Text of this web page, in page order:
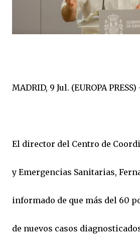
MADRID, 9 Jul. (EUROPA PRESS)
El director del Centro de
y Emergencias Sanitarias,
informado de que más del 60
de nuevos casos